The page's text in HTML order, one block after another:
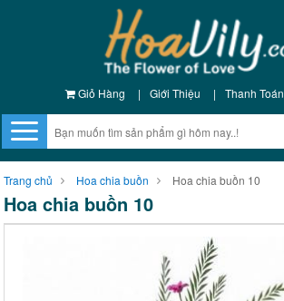
Giỏ Hàng | Giới Thiệu | Thanh Toán
Trang chủ Hoa chia buồn Hoa chia buồn 10
Hoa chia buồn 10